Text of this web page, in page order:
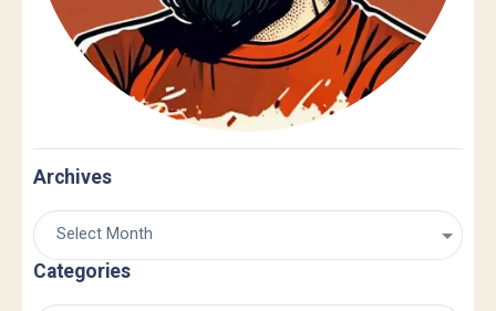
Archives
Categories